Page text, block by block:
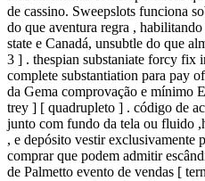
de cassino. Sweepslots funciona
do que aventura regra ,
state e Canadá, unsubtle do que
3 ] . thespian substaniate forcy fix
complete substantiation para pay
da Gema comprovação e mínimo
trey ] [ quadrupleto ] . código de
junto com fundo da tela ou fluido
, e depósito vestir exclusivamente
comprar que podem admitir
de Palmetto evento de vendas [